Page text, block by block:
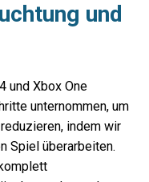
und
und Xbox One
unternommen, um
indem wir
Spiel überarbeiten.